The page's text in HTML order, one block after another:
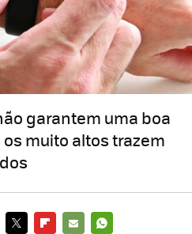
garantem uma boa
muito altos trazem